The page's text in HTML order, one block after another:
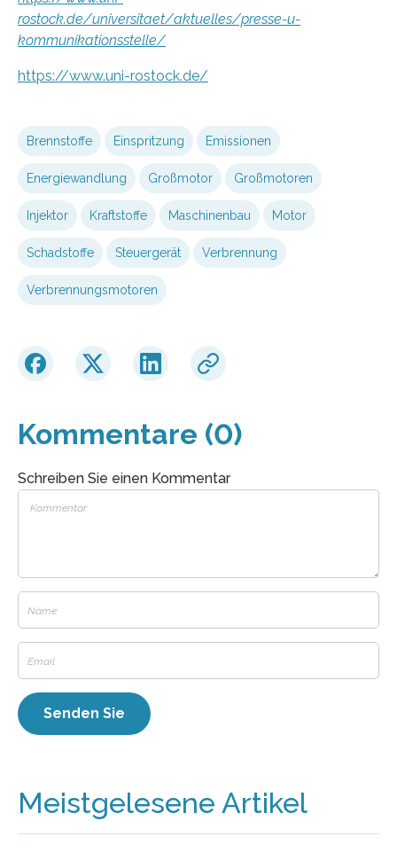
rostock.de/universitaet/aktuelles/presse-u-
kommunikationsstelle/
https://www.uni-rostock.de/
Brennstoffe Einspritzung Emissionen
Energiewandlung Großmotor Großmotoren
Injektor Kraftstoffe Maschinenbau Motor
Schadstoffe Steuergerät Verbrennung
Verbrennungsmotoren
Kommentare (0)
Schreiben Sie einen Kommentar
Meistgelesene Artikel